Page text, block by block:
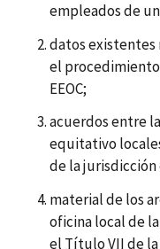
empleados de
datos existentes
el procedimiento
EEOC;
acuerdos entre
equitativo
de la jurisdicción
material de los
oficina local de
el Título VII de la